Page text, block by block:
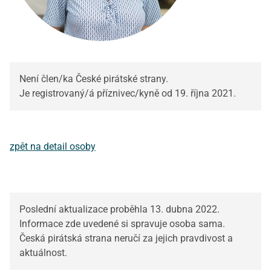
Není člen/ka České pirátské strany.
Je registrovaný/á příznivec/kyně od 19. října 2021.
zpět na detail osoby
Poslední aktualizace proběhla 13. dubna 2022.
Informace zde uvedené si spravuje osoba sama.
Česká pirátská strana neručí za jejich pravdivost a
aktuálnost.